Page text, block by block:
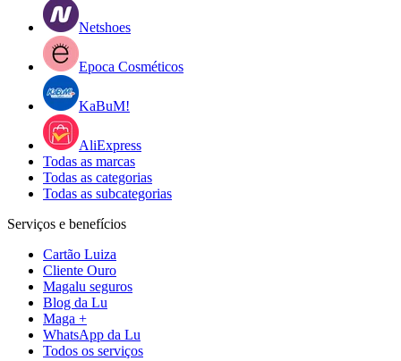
Netshoes
Epoca Cosméticos
KaBuM!
AliExpress
Todas as marcas
Todas as categorias
Todas as subcategorias
Serviços e benefícios
Cartão Luiza
Cliente Ouro
Magalu seguros
Blog da Lu
Maga +
WhatsApp da Lu
Todos os serviços